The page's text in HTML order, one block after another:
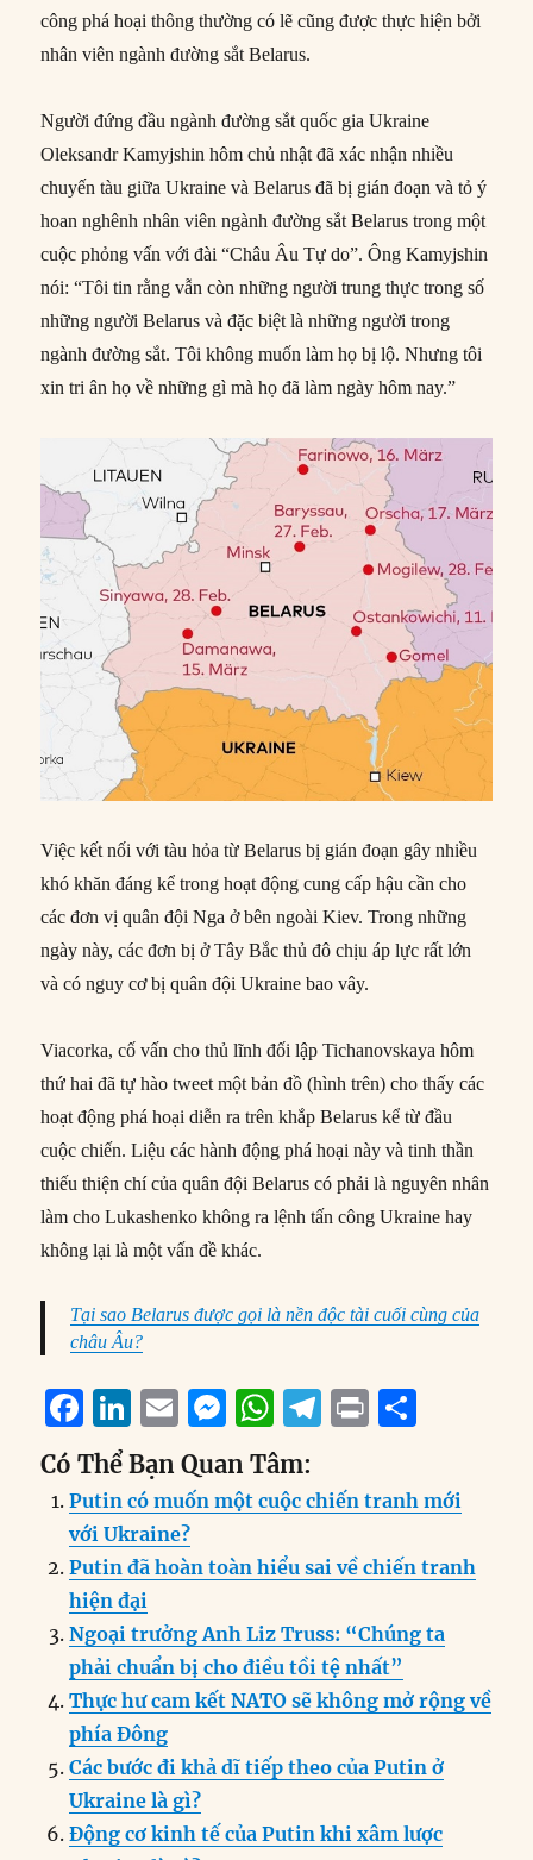
công phá hoại thông thường có lẽ cũng được thực hiện bởi
nhân viên ngành đường sắt Belarus.
Người đứng đầu ngành đường sắt quốc gia Ukraine
Oleksandr Kamyjshin hôm chủ nhật đã xác nhận nhiều
chuyến tàu giữa Ukraine và Belarus đã bị gián đoạn và tỏ ý
hoan nghênh nhân viên ngành đường sắt Belarus trong một
cuộc phỏng vấn với đài “Châu Âu Tự do”. Ông Kamyjshin
nói: “Tôi tin rằng vẫn còn những người trung thực trong số
những người Belarus và đặc biệt là những người trong
ngành đường sắt. Tôi không muốn làm họ bị lộ. Nhưng tôi
xin tri ân họ về những gì mà họ đã làm ngày hôm nay.”
Việc kết nối với tàu hỏa từ Belarus bị gián đoạn gây nhiều
khó khăn đáng kể trong hoạt động cung cấp hậu cần cho
các đơn vị quân đội Nga ở bên ngoài Kiev. Trong những
ngày này, các đơn bị ở Tây Bắc thủ đô chịu áp lực rất lớn
và có nguy cơ bị quân đội Ukraine bao vây.
Viacorka, cố vấn cho thủ lĩnh đối lập Tichanovskaya hôm
thứ hai đã tự hào tweet một bản đồ (hình trên) cho thấy các
hoạt động phá hoại diễn ra trên khắp Belarus kể từ đầu
cuộc chiến. Liệu các hành động phá hoại này và tinh thần
thiếu thiện chí của quân đội Belarus có phải là nguyên nhân
làm cho Lukashenko không ra lệnh tấn công Ukraine hay
không lại là một vấn đề khác.
Tại sao Belarus được gọi là nền độc tài cuối cùng của
châu Âu?
F
a
c
e
b
o
o
k
Li
n
k
e
d
I
n
E
m
ai
l
M
ss
e
n
er
W
h
at
s
A
p
T
e
g
r
m
P
t
re
Có Thể Bạn Quan Tâm:
Putin có muốn một cuộc chiến tranh mới
với Ukraine?
Putin đã hoàn toàn hiểu sai về chiến tranh
hiện đại
Ngoại trưởng Anh Liz Truss: “Chúng ta
phải chuẩn bị cho điều tồi tệ nhất”
Thực hư cam kết NATO sẽ không mở rộng về
phía Đông
Các bước đi khả dĩ tiếp theo của Putin ở
Ukraine là gì?
Động cơ kinh tế của Putin khi xâm lược